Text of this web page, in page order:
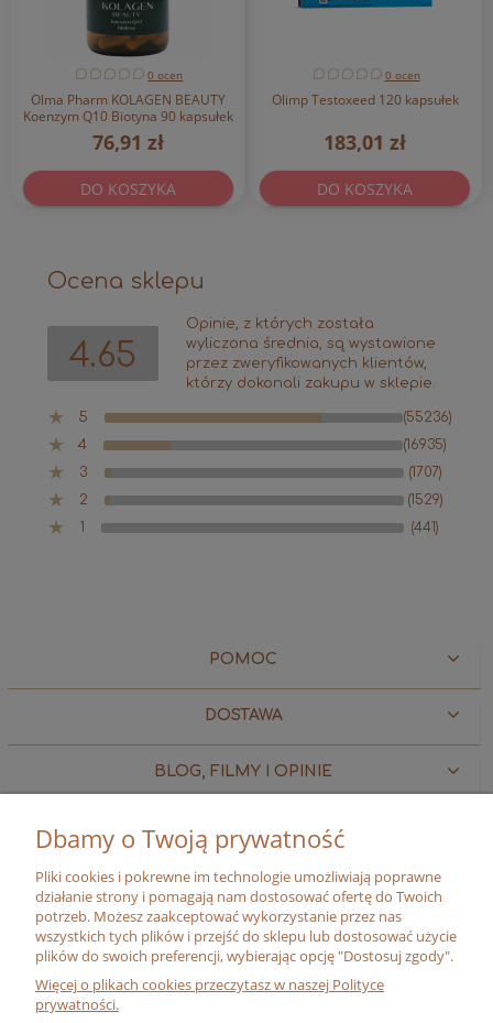
0 ocen
Olma Pharm KOLAGEN BEAUTY
Koenzym Q10 Biotyna 90 kapsułek
76,91 zł
DO KOSZYKA
0 ocen
Olimp Testoxeed 120 kapsułek
183,01 zł
DO KOSZYKA
Ocena sklepu
4.65
Opinie, z których została
wyliczona średnia, są wystawione
przez zweryfikowanych klientów,
którzy dokonali zakupu w sklepie.
5
(55236)
4
(16935)
3
(1707)
2
(1529)
1
(441)
POMOC
DOSTAWA
BLOG, FILMY I OPINIE
MOJE KONTO
O FIRMIE
O NAS
MISJA
Dbamy o Twoją prywatność
Pliki cookies i pokrewne im technologie umożliwiają poprawne
działanie strony i pomagają nam dostosować ofertę do Twoich
potrzeb. Możesz zaakceptować wykorzystanie przez nas
wszystkich tych plików i przejść do sklepu lub dostosować użycie
plików do swoich preferencji, wybierając opcję "Dostosuj zgody".
Więcej o plikach cookies przeczytasz w naszej Polityce
prywatności.